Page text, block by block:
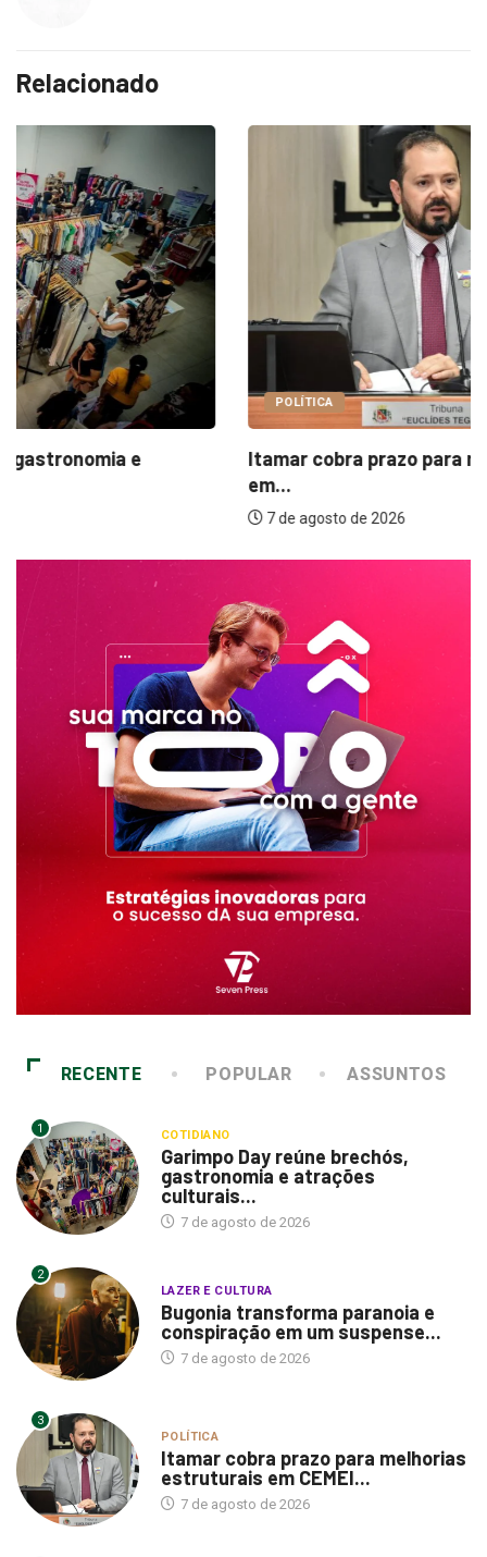
Relacionado
POLÍTICA
Itamar cobra prazo para melhorias estruturais
RECENTE POPULAR ASSUNTOS
1 COTIDIANO
Garimpo Day reúne brechós,
gastronomia e atrações
culturais...
7 de agosto de 2026
2
LAZER E CULTURA
Bugonia transforma paranoia e
conspiração em um suspense...
7 de agosto de 2026
3
POLÍTICA
Itamar cobra prazo para melhorias
estruturais em CEMEI...
7 de agosto de 2026